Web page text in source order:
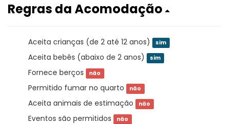
Regras da Acomodação
Aceita crianças (de 2 até 12 anos) sim
Aceita bebês (abaixo de 2 anos) sim
Fornece berços não
Permitido fumar no quarto não
Aceita animais de estimação não
Eventos são permitidos não